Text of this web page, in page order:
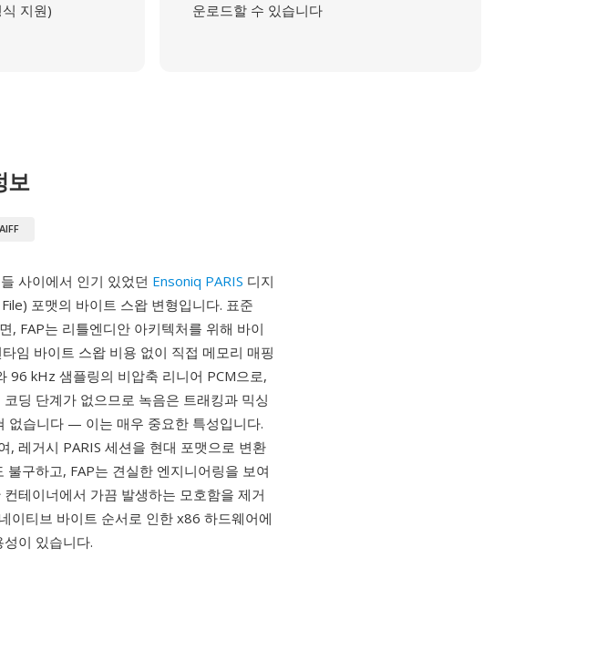
지원)
운로드할 수 있습니다
보
AIFF
사이에서 인기 있었던 Ensoniq PARIS 디지
포맷의 바이트 스왑 변형입니다. 표준
, FAP는 리틀엔디안 아키텍처를 위해 바이
임 바이트 스왑 비용 없이 직접 메모리 매핑
96 kHz 샘플링의 비압축 리니어 PCM으로,
딩 단계가 없으므로 녹음은 트래킹과 믹싱
없습니다 — 이는 매우 중요한 특성입니다.
, 레거시 PARIS 세션을 현대 포맷으로 변환
구하고, FAP는 견실한 엔지니어링을 보여
테이너에서 가끔 발생하는 모호함을 제거
이티브 바이트 순서로 인한 x86 하드웨어에
이 있습니다.